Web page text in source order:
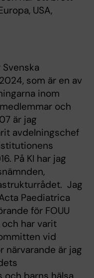
USA,
som är en av
inom
och
är jag
avdelningschef
På KI har jag
Jag
Paediatrica
för FOUU
har varit
vid
närvarande är jag